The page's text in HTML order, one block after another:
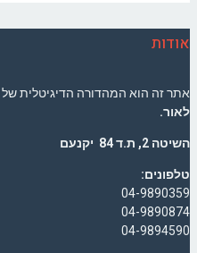
אודות
אתר זה הוא המהדורה הדיגיטלית של
לאור.
השיטה 2, ת.ד 84 יקנעם
טלפונים:
04-9890359
04-9890874
04-9894590